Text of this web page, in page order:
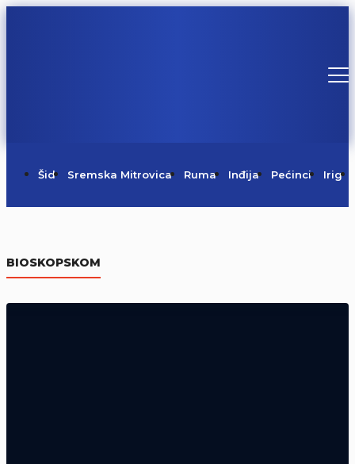
Šid Sremska Mitrovica Ruma Inđija Pećinci Irig
BIOSKOPSKOM
Danas je Sveti Pantelejmon